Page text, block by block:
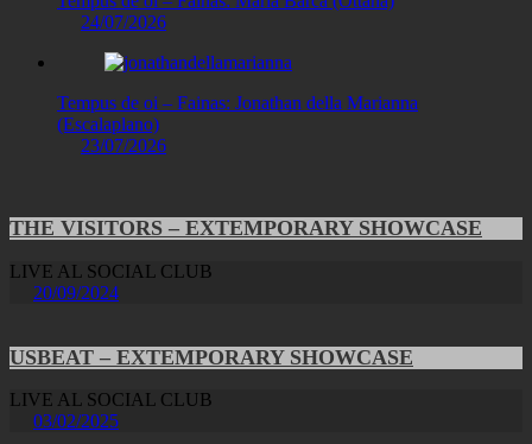
24/07/2026
Tempus de oi – Fainas: Jonathan della Marianna
(Escalaplano)
23/07/2026
THE VISITORS – EXTEMPORARY SHOWCASE
LIVE AL SOCIAL CLUB
20/09/2024
USBEAT – EXTEMPORARY SHOWCASE
LIVE AL SOCIAL CLUB
03/02/2025